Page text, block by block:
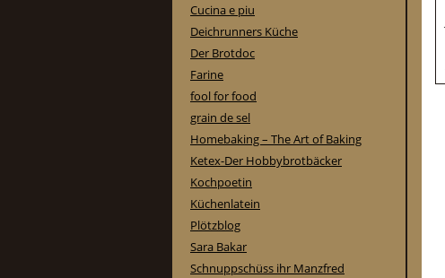
Cucina e piu
Deichrunners Küche
Der Brotdoc
Farine
fool for food
grain de sel
Homebaking – The Art of Baking
Ketex-Der Hobbybrotbäcker
Kochpoetin
Küchenlatein
Plötzblog
Sara Bakar
Schnuppschüss ihr Manzfred